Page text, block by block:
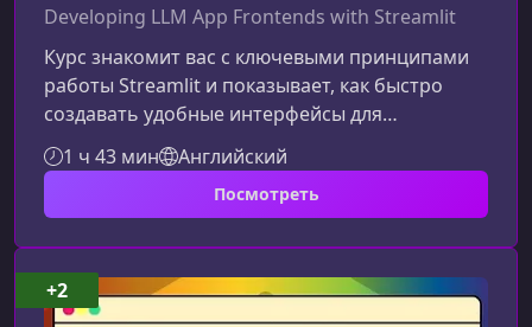
Developing LLM App Frontends with Streamlit
Курс знакомит вас с ключевыми принципами
работы Streamlit и показывает, как быстро
создавать удобные интерфейсы для
современных LLM‑приложений. Подходит
начинающим разработчикам, аналитикам и
всем, кто хочет упрощать взаимодействие с
моделями ИИ через интуитивный
фронтенд.Что вы изучитеБазовые концепции и
компоненты StreamlitПостроение
интерактивных UI‑элементов для
1 ч 43 мин Английский
Посмотреть
+2